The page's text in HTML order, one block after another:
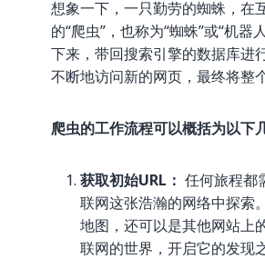
想象一下，一只勤劳的蜘蛛，在
的“爬虫”，也称为“蜘蛛”或“机
下来，带回搜索引擎的数据库进
不断地访问新的网页，最终将整
爬虫的工作流程可以概括为以下
获取初始URL： 任何旅程都
联网这张浩瀚的网络中探索
地图，还可以是其他网站上
联网的世界，开启它的发现